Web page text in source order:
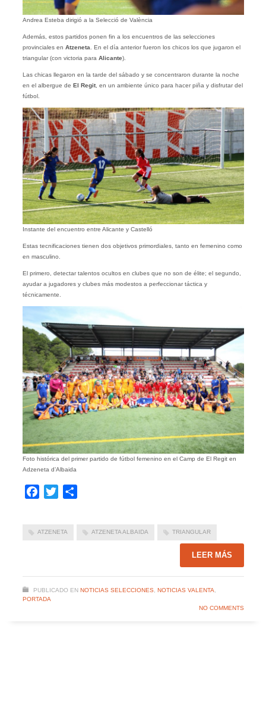
Andrea Esteba dirigió a la Selecció de València
Además, estos partidos ponen fin a los encuentros de las selecciones
provinciales en Atzeneta. En el día anterior fueron los chicos los que jugaron el
triangular (con victoria para Alicante).
Las chicas llegaron en la tarde del sábado y se concentraron durante la noche
en el albergue de El Regit, en un ambiente único para hacer piña y disfrutar del
fútbol.
Instante del encuentro entre Alicante y Castelló
Estas tecnificaciones tienen dos objetivos primordiales, tanto en femenino como
en masculino.
El primero, detectar talentos ocultos en clubes que no son de élite; el segundo,
ayudar a jugadores y clubes más modestos a perfeccionar táctica y
técnicamente.
Foto histórica del primer partido de fútbol femenino en el Camp de El Regit en
Adzeneta d’Albaida
Facebook
Twitter
ATZENETA ATZENETA ALBAIDA TRIANGULAR
LEER MÁS
PUBLICADO EN NOTICIAS SELECCIONES, NOTICIAS VALENTA
PORTADA
NO COMMENTS